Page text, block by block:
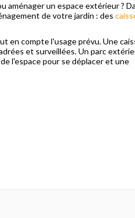
un espace extérieur ?
de votre jardin : des
en compte l'usage prévu. Une
et surveillées. Un parc
l'espace pour se déplacer et une